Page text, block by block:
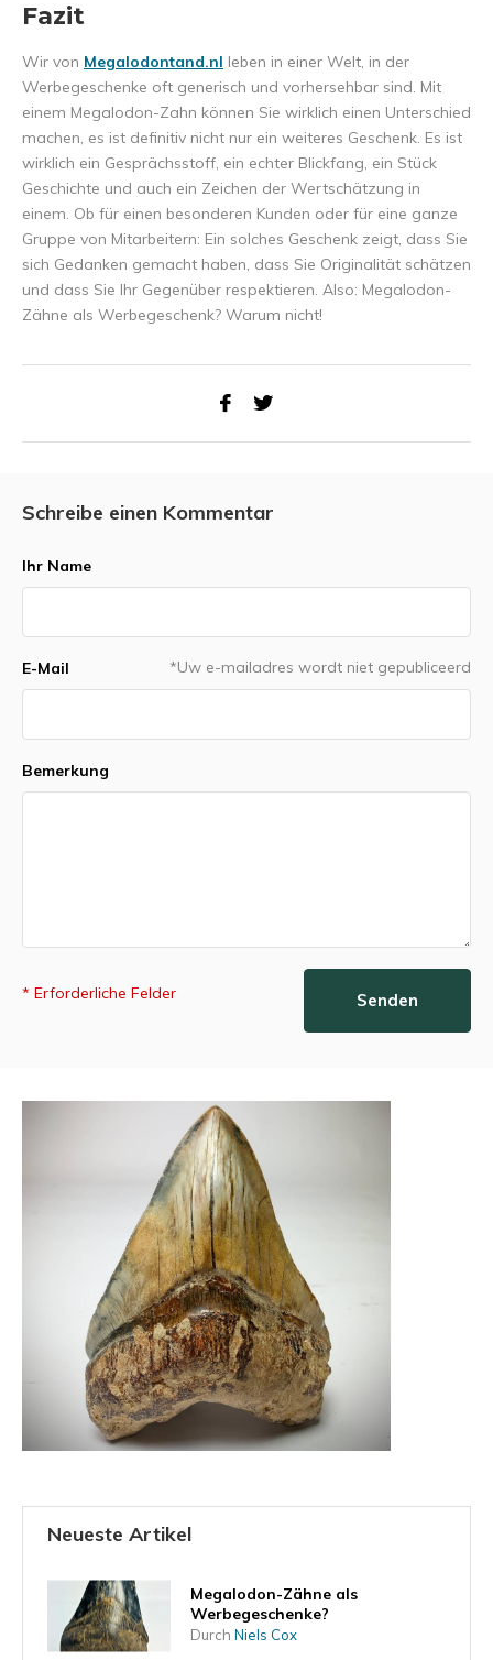
Fazit
Wir von Megalodontand.nl leben in einer Welt, in der
Werbegeschenke oft generisch und vorhersehbar sind. Mit
einem Megalodon-Zahn können Sie wirklich einen Unterschied
machen, es ist definitiv nicht nur ein weiteres Geschenk. Es ist
wirklich ein Gesprächsstoff, ein echter Blickfang, ein Stück
Geschichte und auch ein Zeichen der Wertschätzung in
einem. Ob für einen besonderen Kunden oder für eine ganze
Gruppe von Mitarbeitern: Ein solches Geschenk zeigt, dass Sie
sich Gedanken gemacht haben, dass Sie Originalität schätzen
und dass Sie Ihr Gegenüber respektieren. Also: Megalodon-
Zähne als Werbegeschenk? Warum nicht!
Schreibe einen Kommentar
Ihr Name
E-Mail *Uw e-mailadres wordt niet gepubliceerd
Bemerkung
* Erforderliche Felder Senden
Neueste Artikel
Megalodon-Zähne als
Werbegeschenke?
Durch Niels Cox